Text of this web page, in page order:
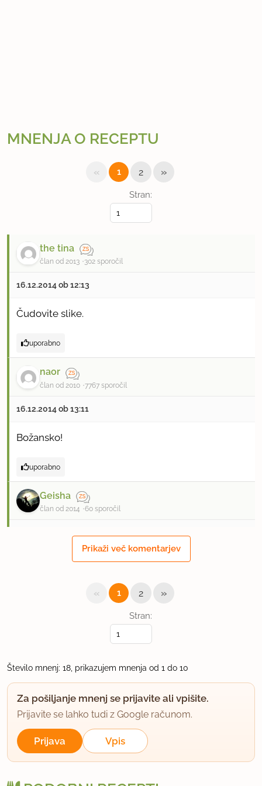
MNENJA O RECEPTU
Stran:
« 1 2 »
the tina
član od 2013 302 sporočil
16.12.2014 ob 12:13
Čudovite slike.
uporabno
naor
član od 2010 7767 sporočil
16.12.2014 ob 13:11
Božansko!
uporabno
Geisha
član od 2014 60 sporočil
Se mi kar sline cedijo :)
6078 sporočil
Opa!
uporabno
Čarli08
16.12.2014 ob 23:43
Prikaži več komentarjev
Stran:
« 1 2 »
Število mnenj: 18, prikazujem mnenja od 1 do 10
Za pošiljanje mnenj se prijavite ali vpišite.
Prijavite se lahko tudi z Google računom.
Prijava Vpis